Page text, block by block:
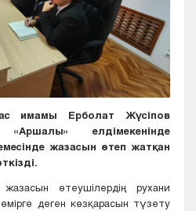
имамы Ерболат Жүсіпов
елдімекенінде
жазасын өтеп жатқан
өтеушілердің рухани
деген көзқарасын түзету